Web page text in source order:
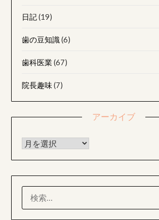
日記(19)
歯の豆知識(6)
歯科医業 (67)
院長趣味(7)
アーカイブ
アーカイブ